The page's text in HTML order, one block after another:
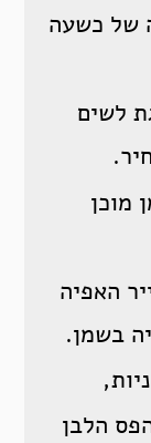
של כשעה
לשים
מוכן
האפיה
בשמן.
הלבן